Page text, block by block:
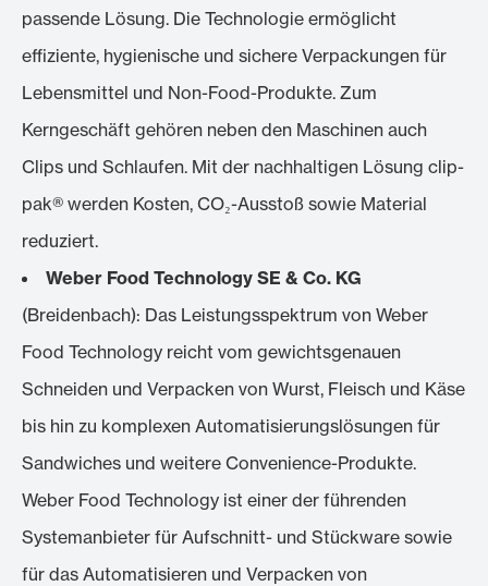
passende Lösung. Die Technologie ermöglicht
effiziente, hygienische und sichere Verpackungen für
Lebensmittel und Non-Food-Produkte. Zum
Kerngeschäft gehören neben den Maschinen auch
Clips und Schlaufen. Mit der nachhaltigen Lösung clip-
pak® werden Kosten, CO₂-Ausstoß sowie Material
reduziert.
Weber Food Technology SE & Co. KG
(Breidenbach): Das Leistungsspektrum von Weber
Food Technology reicht vom gewichtsgenauen
Schneiden und Verpacken von Wurst, Fleisch und Käse
bis hin zu komplexen Automatisierungslösungen für
Sandwiches und weitere Convenience-Produkte.
Weber Food Technology ist einer der führenden
Systemanbieter für Aufschnitt- und Stückware sowie
für das Automatisieren und Verpacken von